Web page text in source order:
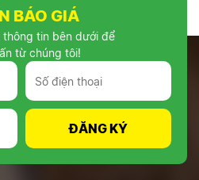
BÁO GIÁ
thông tin bên dưới để
từ chúng tôi!